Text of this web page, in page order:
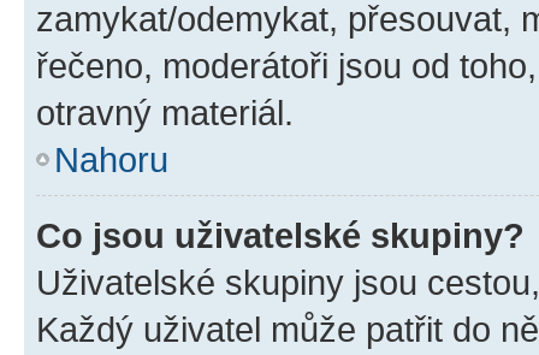
zamykat/odemykat, přesouvat,
řečeno, moderátoři jsou od
otravný materiál.
Nahoru
Co jsou uživatelské skupiny?
Uživatelské skupiny jsou
Každý uživatel může patřit do